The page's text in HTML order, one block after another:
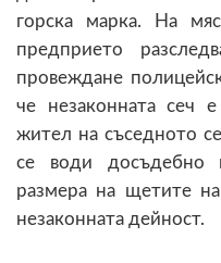
горска марка. На
предприето
провеждане
че незаконната сеч
жител на съседното
се води досъдебно
размера на щетите
незаконната дейност.